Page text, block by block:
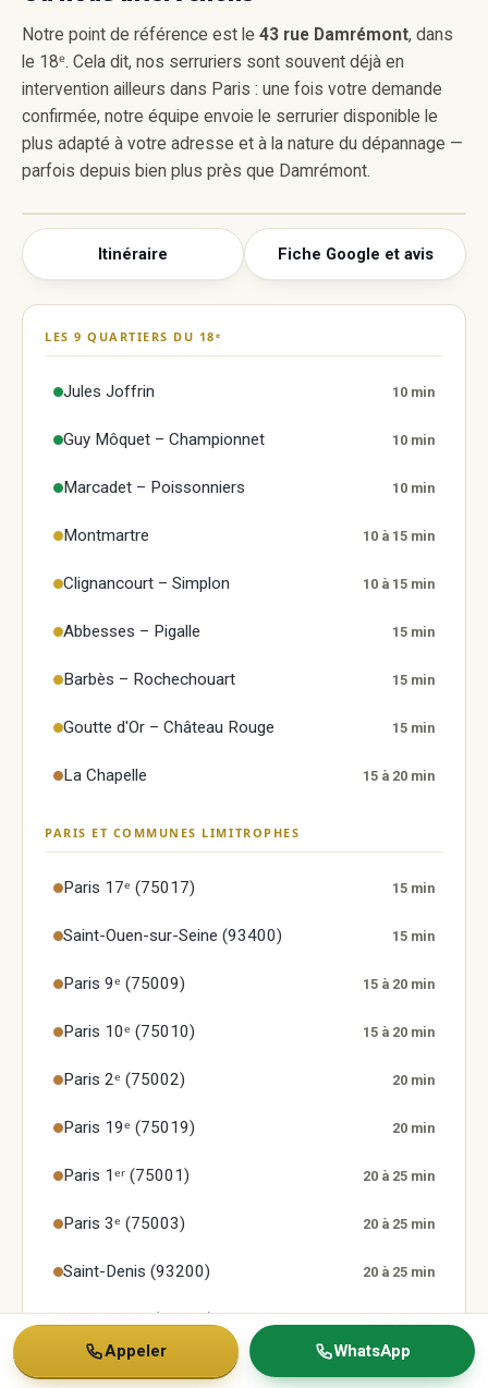
Notre point de référence est le 43 rue Damrémont, dans
le 18ᵉ. Cela dit, nos serruriers sont souvent déjà en
intervention ailleurs dans Paris : une fois votre demande
confirmée, notre équipe envoie le serrurier disponible le
plus adapté à votre adresse et à la nature du dépannage —
parfois depuis bien plus près que Damrémont.
Afficher la carte Google
La carte n'est chargée qu'à votre demande :
ses avis.
Itinéraire Fiche Google et avis
LES 9 QUARTIERS DU 18ᵉ
Jules Joffrin 10 min
Guy Môquet – Championnet 10 min
Marcadet – Poissonniers 10 min
Montmartre 10 à 15 min
Clignancourt – Simplon 10 à 15 min
Abbesses – Pigalle 15 min
Barbès – Rochechouart 15 min
Goutte d'Or – Château Rouge 15 min
La Chapelle 15 à 20 min
PARIS ET COMMUNES LIMITROPHES
Paris 17ᵉ (75017) 15 min
Saint-Ouen-sur-Seine (93400) 15 min
Paris 9ᵉ (75009) 15 à 20 min
Paris 10ᵉ (75010) 15 à 20 min
Paris 2ᵉ (75002) 20 min
Paris 19ᵉ (75019) 20 min
Paris 1ᵉʳ (75001) 20 à 25 min
Paris 3ᵉ (75003) 20 à 25 min
Saint-Denis (93200) 20 à 25 min
Aubervilliers (93300) 20 à 25 min
Appeler WhatsApp